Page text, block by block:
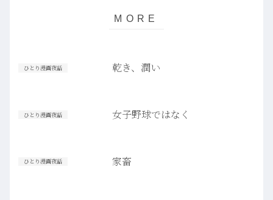
ひとり漫画夜話 乾き、潤い
ひとり漫画夜話 女子野球ではなく
ひとり漫画夜話 家畜